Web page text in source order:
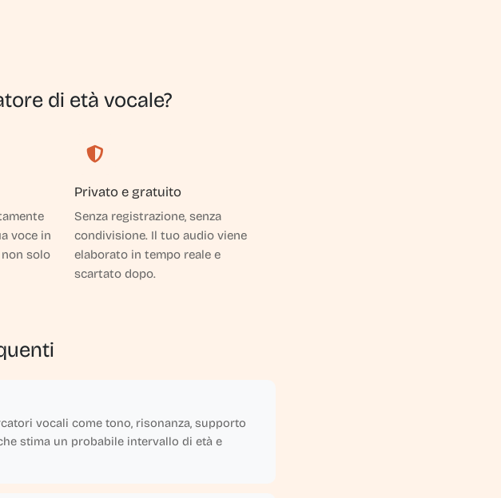
di età vocale?
voce in
solo
Privato e gratuito
Senza registrazione, senza
condivisione. Il tuo audio viene
elaborato in tempo reale e
scartato dopo.
vocali come tono, risonanza, supporto
stima un probabile intervallo di età e